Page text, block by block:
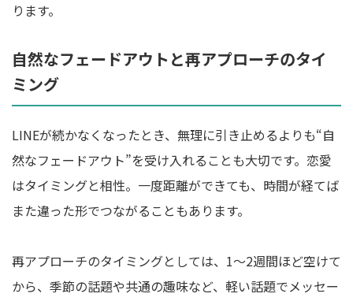
ります。
自然なフェードアウトと再アプローチのタイ
ミング
LINEが続かなくなったとき、無理に引き止めるよりも“自
然なフェードアウト”を受け入れることも大切です。恋愛
はタイミングと相性。一度距離ができても、時間が経てば
また違った形でつながることもあります。
再アプローチのタイミングとしては、1～2週間ほど空けて
から、季節の話題や共通の趣味など、軽い話題でメッセー